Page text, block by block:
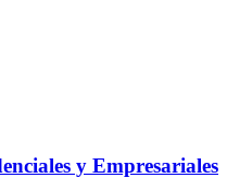
y Empresariales